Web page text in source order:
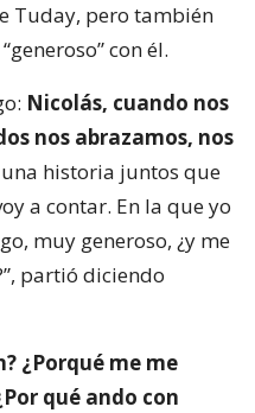
Tuday, pero también
con él.
Nicolás, cuando nos
nos abrazamos, nos
historia juntos que
a contar. En la que yo
muy generoso, ¿y me
partió diciendo
¿Porqué me me
qué ando con